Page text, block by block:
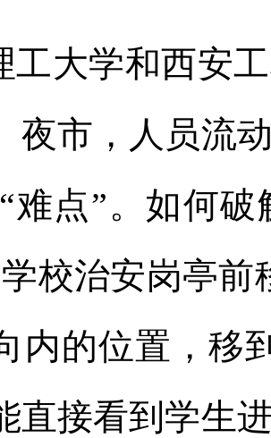
工大学和西安
夜市，人员流
难点”。如何
校治安岗亭
内的位置，移
直接看到学生